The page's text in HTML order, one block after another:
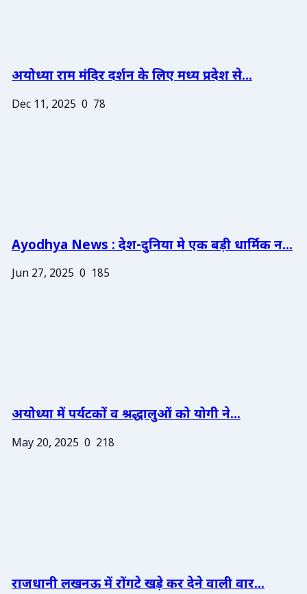
अयोध्या राम मंदिर दर्शन के लिए मध्य प्रदेश से...
Dec 11, 2025 0 78
Ayodhya News : देश-दुनिया मे एक बड़ी धार्मिक न...
Jun 27, 2025 0 185
अयोध्या में पर्यटकों व श्रद्धालुओं को योगी ने...
May 20, 2025 0 218
राजधानी लखनऊ में रोंगटे खड़े कर देने वाली वार...